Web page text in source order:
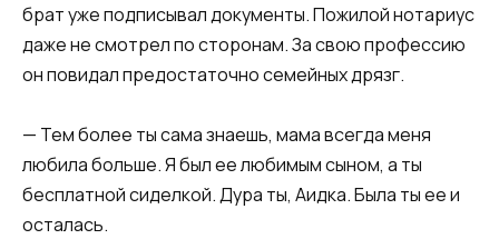
брат уже подписывал документы. Пожилой нотариус
даже не смотрел по сторонам. За свою профессию
он повидал предостаточно семейных дрязг.
— Тем более ты сама знаешь, мама всегда меня
любила больше. Я был ее любимым сыном, а ты
бесплатной сиделкой. Дурa ты, Аидка. Была ты ее и
осталась.